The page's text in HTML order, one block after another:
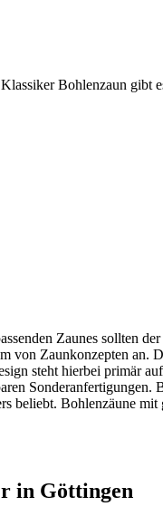
Bohlenzaun gibt
Zaunes sollten
von Zaunkonzepten an.
steht hierbei primär
Sonderanfertigungen.
beliebt. Bohlenzäune mit
in Göttingen